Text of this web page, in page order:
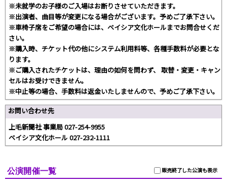
※未就学のお子様のご入場はお断りさせていただきます。
※出演者、曲目等が変更になる場合がございます。予めご了承下さい。
※車椅子席をご希望の場合には、ベイシア文化ホールまでお問合せくだ
さい。
※購入時、チケット代の他にシステム利用料等、各種手数料が必要とな
ります。
※ご購入されたチケットは、理由の如何を問わず、 取替・変更・キャン
セルはお受けできません。
※中止等の場合、手数料は返金いたしませんので、予めご了承下さい。
お問い合わせ先
上毛新聞社 事業局 027-254-9955
ベイシア文化ホール 027-232-1111
販売終了した公演も表示
公演開催一覧